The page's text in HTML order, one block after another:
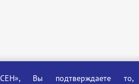
Вы подтверждаете